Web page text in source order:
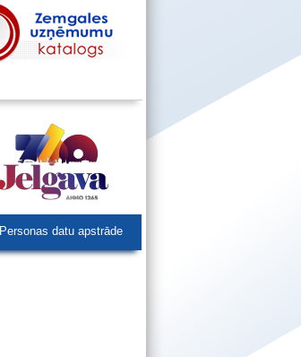
Personas datu apstrāde